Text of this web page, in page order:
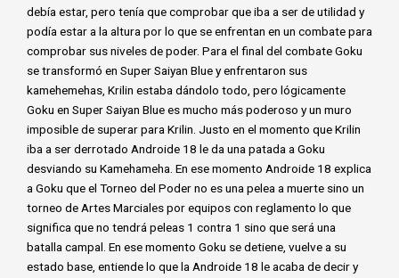
debía estar, pero tenía que comprobar que iba a ser de utilidad y
podía estar a la altura por lo que se enfrentan en un combate para
comprobar sus niveles de poder. Para el final del combate Goku
se transformó en Super Saiyan Blue y enfrentaron sus
kamehemehas, Krilin estaba dándolo todo, pero lógicamente
Goku en Super Saiyan Blue es mucho más poderoso y un muro
imposible de superar para Krilin. Justo en el momento que Krilin
iba a ser derrotado Androide 18 le da una patada a Goku
desviando su Kamehameha. En ese momento Androide 18 explica
a Goku que el Torneo del Poder no es una pelea a muerte sino un
torneo de Artes Marciales por equipos con reglamento lo que
significa que no tendrá peleas 1 contra 1 sino que será una
batalla campal. En ese momento Goku se detiene, vuelve a su
estado base, entiende lo que la Androide 18 le acaba de decir y